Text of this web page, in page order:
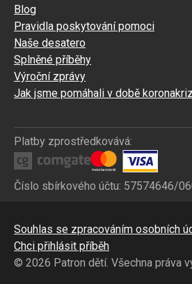
Blog
Pravidla poskytování pomoci
Naše desatero
Splněné příběhy
Výroční zprávy
Jak jsme pomáhali v době
Platby zprostředkovává:
Číslo sbírkového účtu: 57574646/
Bottom
CZ
Souhlas se zpracováním osobních
Chci přihlásit příběh
© 2026 Patron dětí. Všechna práva